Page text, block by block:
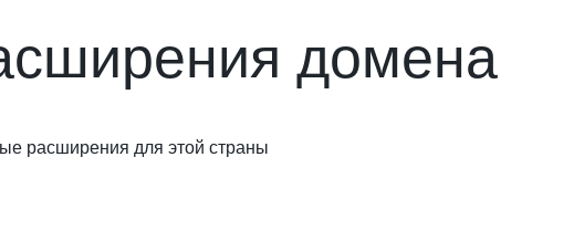
домена
расширения для этой страны